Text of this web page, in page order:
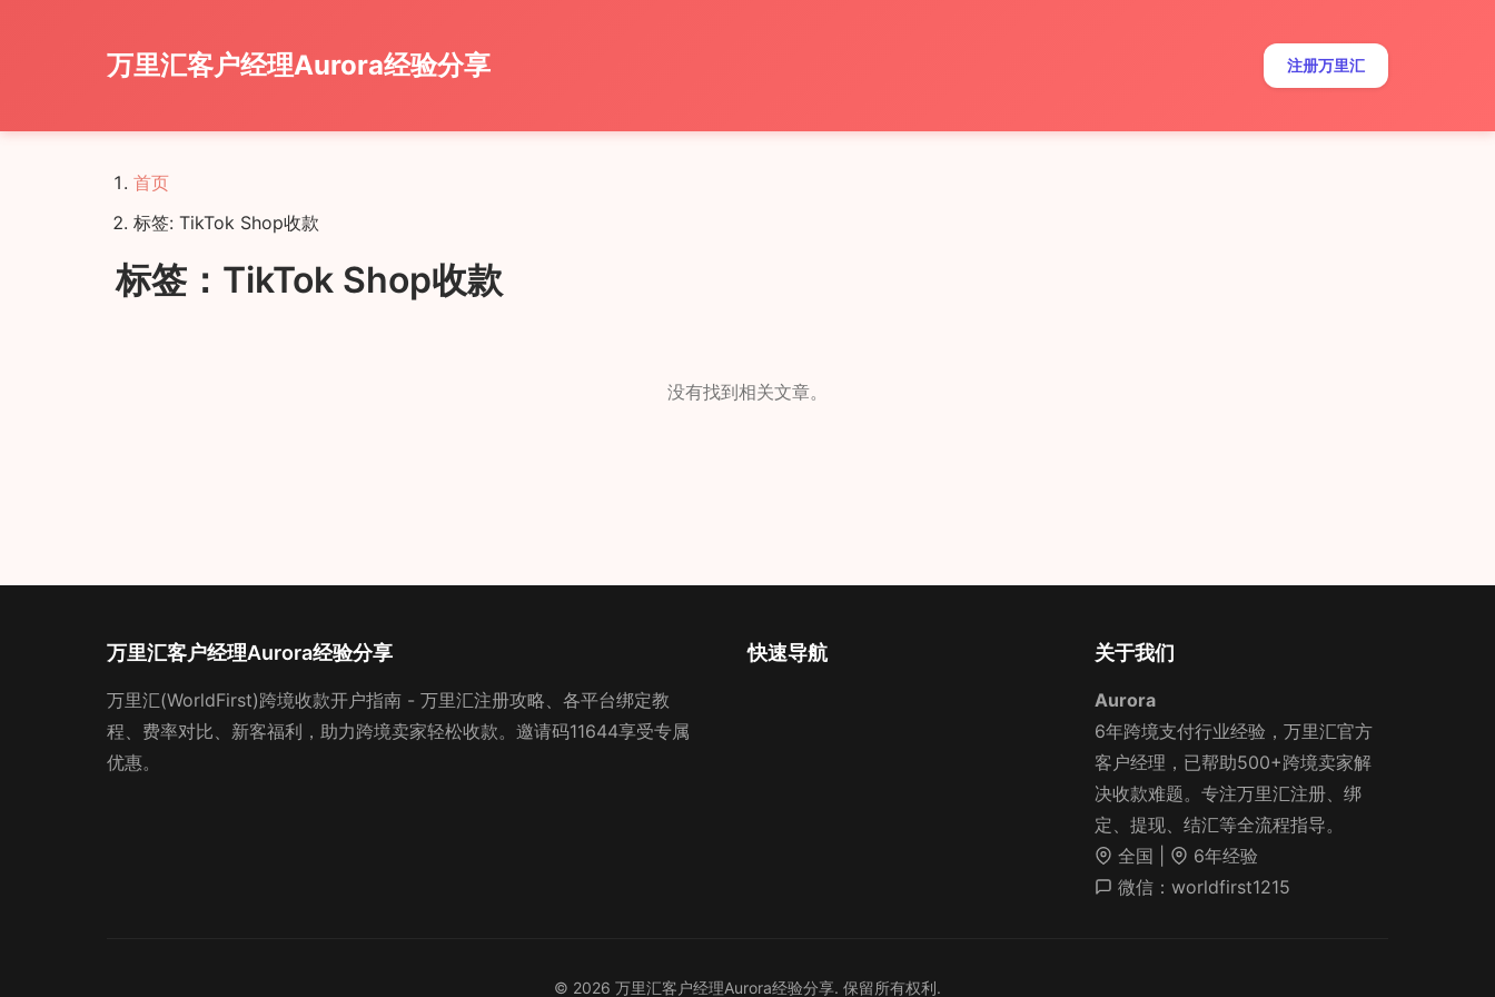
万里汇客户经理Aurora经验分享 注册万里汇
首页
标签: TikTok Shop收款
️ 标签：TikTok Shop收款
没有找到相关文章。
万里汇客户经理Aurora经验分享
万里汇(WorldFirst)跨境收款开户指南 - 万里汇注册攻略、各平台绑定教
程、费率对比、新客福利，助力跨境卖家轻松收款。邀请码11644享受专属
优惠。
快速导航 关于我们
Aurora
6年跨境支付行业经验，万里汇官方
客户经理，已帮助500+跨境卖家解
决收款难题。专注万里汇注册、绑
定、提现、结汇等全流程指导。
全国 |
6年经验
微信：worldfirst1215
© 2026 万里汇客户经理Aurora经验分享. 保留所有权利.